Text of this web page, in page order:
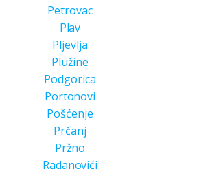
Petrovac
Plav
Pljevlja
Plužine
Podgorica
Portonovi
Pošćenje
Prčanj
Pržno
Radanovići